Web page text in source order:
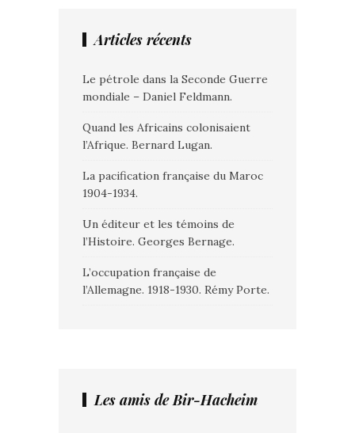
Articles récents
Le pétrole dans la Seconde Guerre
mondiale – Daniel Feldmann.
Quand les Africains colonisaient
l’Afrique. Bernard Lugan.
La pacification française du Maroc
1904-1934.
Un éditeur et les témoins de
l’Histoire. Georges Bernage.
L’occupation française de
l’Allemagne. 1918-1930. Rémy Porte.
Les amis de Bir-Hacheim